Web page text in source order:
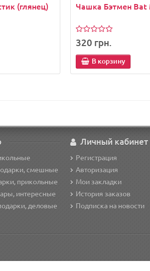
(глянец) Чашка Бэтмен Bat
320 грн.
В корзину
смешные
прикольные
интересные
деловые
Личный кабинет
Регистрация
Авторизация
Мои закладки
История заказов
Подписка на новости